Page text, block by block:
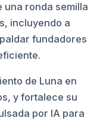
una ronda semilla
incluyendo a
fundadores
de Luna en
y fortalece su
por IA para